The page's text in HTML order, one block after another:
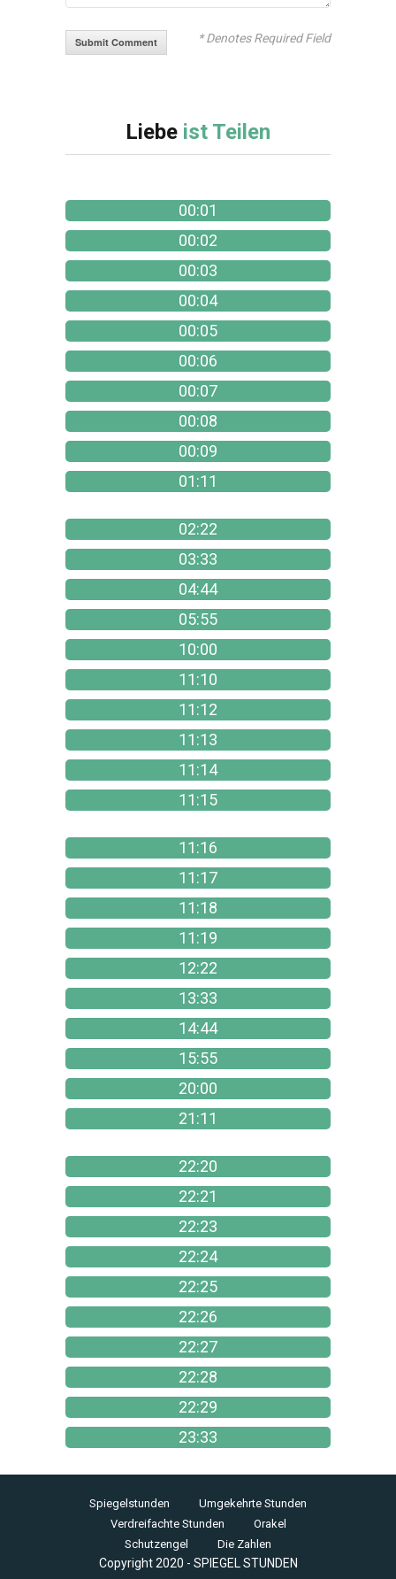
* Denotes Required Field
Liebe ist Teilen
00:01
00:02
00:03
00:04
00:05
00:06
00:07
00:08
00:09
01:11
02:22
03:33
04:44
05:55
10:00
11:10
11:12
11:13
11:14
11:15
11:16
11:17
11:18
11:19
12:22
13:33
14:44
15:55
20:00
21:11
22:20
22:21
22:23
22:24
22:25
22:26
22:27
22:28
22:29
23:33
Spiegelstunden
Umgekehrte Stunden
Verdreifachte Stunden
Orakel
Schutzengel
Die Zahlen
Copyright 2020 - SPIEGEL STUNDEN